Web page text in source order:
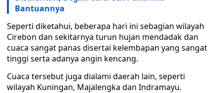
Bantuannya
Seperti diketahui, beberapa hari ini sebagian wilayah
Cirebon dan sekitarnya turun hujan mendadak dan
cuaca sangat panas disertai kelembapan yang sangat
tinggi serta adanya angin kencang.
Cuaca tersebut juga dialami daerah lain, seperti
wilayah Kuningan, Majalengka dan Indramayu.